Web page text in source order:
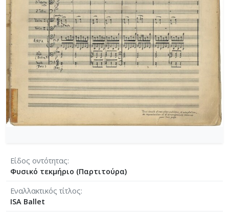
[Φάκελος] GR-As-MTH-003-Sc-004-026-
[Φάκελος] GR-As-MTH-003-Sc-004-027-Μικρή
[Φάκελος] GR-As-MTH-003-Sc-004-028-
[Φάκελος] GR-As-MTH-003-Sc-004-029-
[Φάκελος] GR-As-MTH-003-Sc-004-030-Πέντε
[Φάκελος] GR-As-MTH-003-Sc-004-031-Έργο
[Φάκελος] GR-As-MTH-003-Sc-005-032-
[Φάκελος] GR-As-MTH-003-Sc-005-033-
[Φάκελος] GR-As-MTH-003-Sc-005-034-
[Φάκελος] GR-As-MTH-003-Sc-005-035-
[Φάκελος] GR-As-MTH-003-Sc-005-036-
[Φάκελος] GR-As-MTH-003-Sc-005-039-Το
[Φάκελος] GR-As-MTH-003-Sc-005-040-
[Φάκελος] GR-As-MTH-003-Sc-005-041-Η
Είδος οντότητας
Φυσικό τεκμήριο (Παρτιτούρα)
Eναλλακτικός τίτλος
ISA Ballet